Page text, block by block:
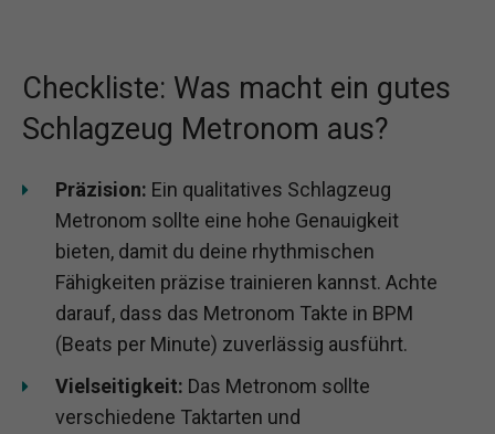
Checkliste: Was macht ein gutes
Schlagzeug Metronom aus?
Präzision: Ein qualitatives Schlagzeug
Metronom sollte eine hohe Genauigkeit
bieten, damit du deine rhythmischen
Fähigkeiten präzise trainieren kannst. Achte
darauf, dass das Metronom Takte in BPM
(Beats per Minute) zuverlässig ausführt.
Vielseitigkeit: Das Metronom sollte
verschiedene Taktarten und